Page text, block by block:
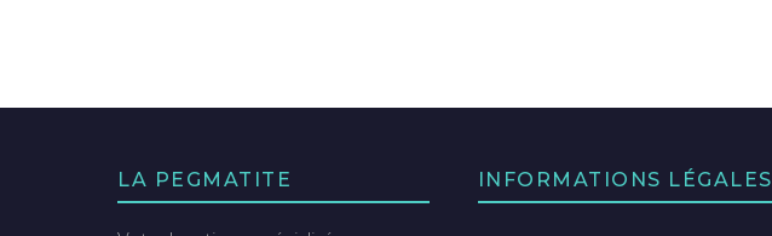
LA PEGMATITE INFORMATIONS LÉGALES